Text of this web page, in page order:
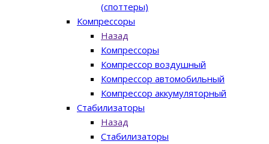
(споттеры)
Компрессоры
Назад
Компрессоры
Компрессор воздушный
Компрессор автомобильный
Компрессор аккумуляторный
Стабилизаторы
Назад
Стабилизаторы